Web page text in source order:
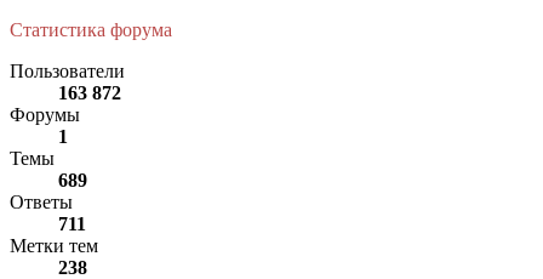
Статистика форума
Пользователи
163 872
Форумы
1
Темы
689
Ответы
711
Метки тем
238